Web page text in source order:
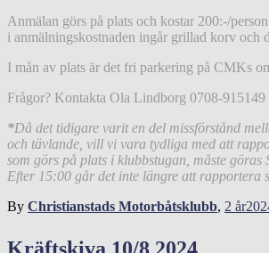
Anmälan görs på plats och kostar 200:-/
i anmälningskostnaden ingår grillad korv och
I mån av plats är det fri parkering på CMKs
Frågor? Kontakta Ola Lindborg 0708-915149
*Då det tidigare varit en del missförstånd
och tävlande, vill vi vara tydliga med att
som görs på plats i klubbstugan, måste göras
Efter 15:00 går det inte längre att rapportera
By Christianstads Motorbåtsklubb, 2 år